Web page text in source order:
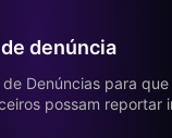
denúncia
Denúncias para
possam reportar